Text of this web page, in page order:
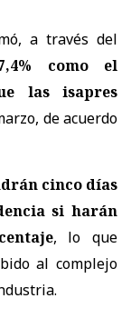
a través del
como el
las isapres
de acuerdo
cinco días
si harán
, lo que
al complejo